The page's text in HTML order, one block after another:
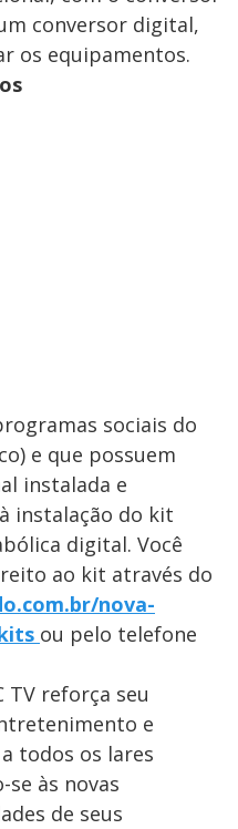
conversor digital,
os equipamentos.
sociais do
e que possuem
instalada e
instalação do kit
digital. Você
ao kit através do
nova-
ou pelo telefone
TV reforça seu
e
todos os lares
às novas
de seus